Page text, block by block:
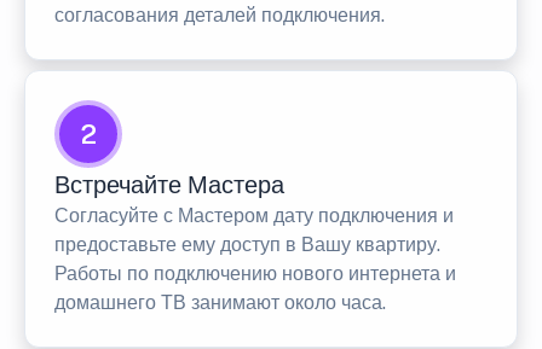
согласования деталей подключения.
2
Встречайте Мастера
Согласуйте с Мастером дату подключения и
предоставьте ему доступ в Вашу квартиру.
Работы по подключению нового интернета и
домашнего ТВ занимают около часа.